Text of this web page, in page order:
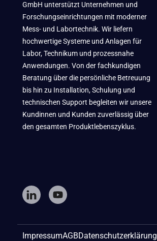
GmbH unterstützt Unternehmen und
Forschungseinrichtungen mit moderner
Mess- und Labortechnik. Wir liefern
hochwertige Systeme und Anlagen für
Labor, Technikum und prozessnahe
Anwendungen. Von der fachkundigen
Beratung über die persönliche Betreuung
bis hin zu Installation, Schulung und
technischen Support begleiten wir unsere
Kundinnen und Kunden zuverlässig über
den gesamten Produktlebenszyklus.
ImpressumAGBDatenschutzerklärung